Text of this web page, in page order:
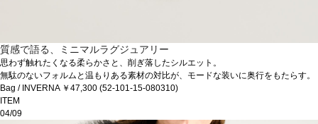
質感で語る、ミニマルラグジュアリー
思わず触れたくなる柔らかさと、削ぎ落したシルエット。
無駄のないフォルムと温もりある素材の対比が、モードな装いに奥行をもたらす。
Bag / INVERNA ￥47,300 (52-101-15-080310)
ITEM
04/09